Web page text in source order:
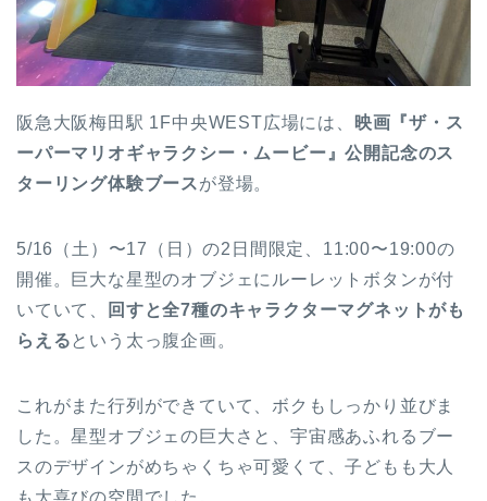
阪急大阪梅田駅 1F中央WEST広場には、
映画『ザ・ス
ーパーマリオギャラクシー・ムービー』公開記念のス
ターリング体験ブースが登場。
5/16（土）〜17（日）の2日間限定、11:00〜19:00の
開催。巨大な星型のオブジェにルーレットボタンが付
いていて、
回すと全7種のキャラクターマグネットがも
らえる という太っ腹企画。
これがまた行列ができていて、ボクもしっかり並びま
した。星型オブジェの巨大さと、宇宙感あふれるブー
スのデザインがめちゃくちゃ可愛くて、子どもも大人